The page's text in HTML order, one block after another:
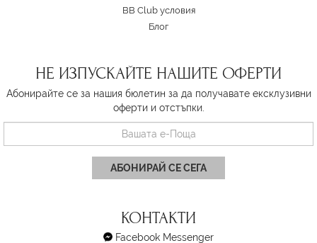
BB Club условия
Блог
НЕ ИЗПУСКАЙТЕ НАШИТЕ ОФЕРТИ
Абонирайте се за нашия бюлетин за да получавате ексклузивни
оферти и отстъпки.
АБОНИРАЙ СЕ СЕГА
КОНТАКТИ
Facebook Messenger